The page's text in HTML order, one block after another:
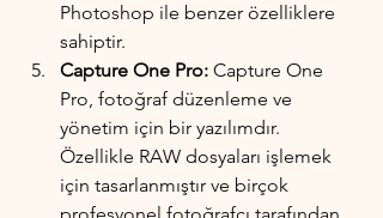
Photoshop ile benzer özelliklere
sahiptir.
Capture One Pro: Capture One
Pro, fotoğraf düzenleme ve
yönetim için bir yazılımdır.
Özellikle RAW dosyaları işlemek
için tasarlanmıştır ve birçok